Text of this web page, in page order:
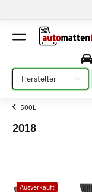
Bitte auswählen
500L
2018
Ausverkauft